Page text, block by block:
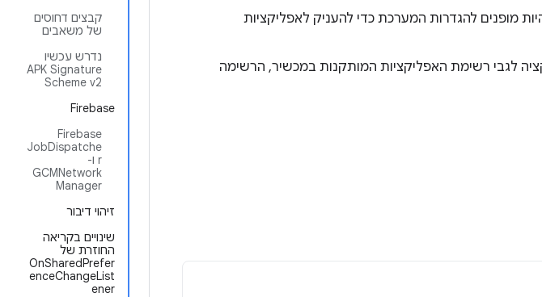
קבצים דחוסים
של משאבים
נדרש עכשיו
APK Signature
Scheme v2
Firebase
‫Firebase
JobDispatche
r ו-
GCMNetwork
Manager
זיהוי דיבור
שינויים בקריאה
החוזרת של
OnSharedPrefer
enceChangeList
ener
מופנים להגדרות המערכת כדי להעניק לאפליקציות
לגבי רשימת האפליקציות המותקנות במכשיר, הרשימה